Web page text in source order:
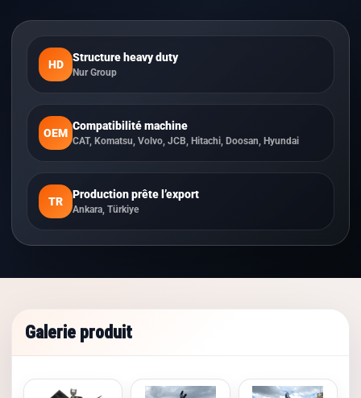
HD
Structure heavy duty
Nur Group
OEM
Compatibilité machine
CAT, Komatsu, Volvo, JCB, Hitachi, Doosan, Hyundai
TR
Production prête l’export
Ankara, Türkiye
Galerie produit